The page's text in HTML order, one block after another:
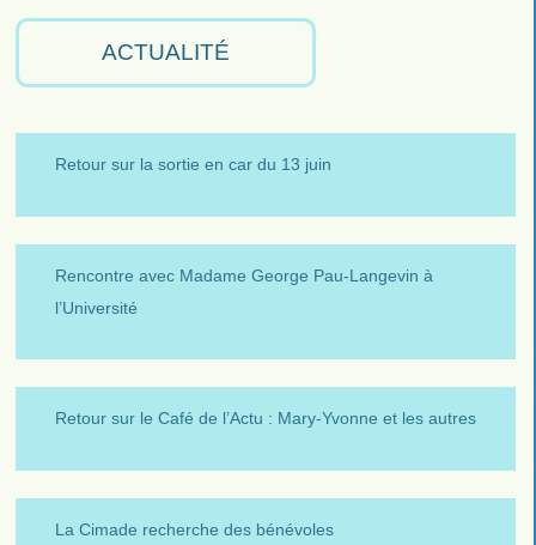
ACTUALITÉ
Retour sur la sortie en car du 13 juin
Rencontre avec Madame George Pau-Langevin à
l’Université
Retour sur le Café de l’Actu : Mary-Yvonne et les autres
La Cimade recherche des bénévoles